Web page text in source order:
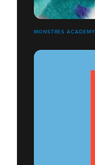
MONSTRES ACADEMY